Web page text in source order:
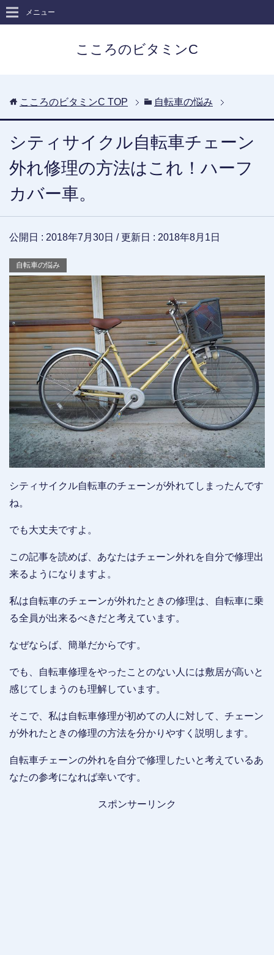
こころのビタミンC
メニュー
こころのビタミンC TOP 自転車の悩み
シティサイクル自転車チェーン
外れ修理の方法はこれ！ハーフ
カバー車。
公開日 : 2018年7月30日 / 更新日 : 2018年8月1日
自転車の悩み
シティサイクル自転車のチェーンが外れてしまったんです
ね。
でも大丈夫ですよ。
この記事を読めば、あなたはチェーン外れを自分で修理出
来るようになりますよ。
私は自転車のチェーンが外れたときの修理は、自転車に乗
る全員が出来るべきだと考えています。
なぜならば、簡単だからです。
でも、自転車修理をやったことのない人には敷居が高いと
感じてしまうのも理解しています。
そこで、私は自転車修理が初めての人に対して、チェーン
が外れたときの修理の方法を分かりやすく説明します。
自転車チェーンの外れを自分で修理したいと考えているあ
なたの参考になれば幸いです。
スポンサーリンク